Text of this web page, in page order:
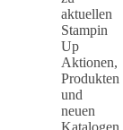
aktuellen
Stampin
Up
Aktionen,
Produkten
und
neuen